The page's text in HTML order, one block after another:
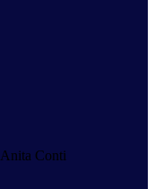
Conti